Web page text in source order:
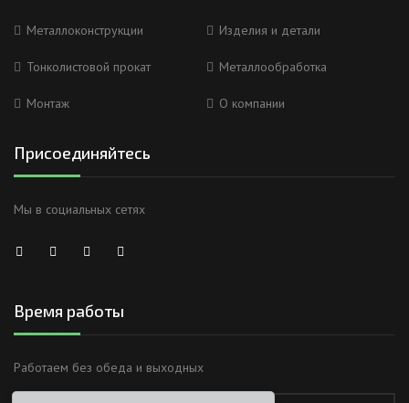
Металлоконструкции Изделия и детали
Тонколистовой прокат Металлообработка
Монтаж О компании
Присоединяйтесь
Мы в социальных сетях
Время работы
Работаем без обеда и выходных
Анна